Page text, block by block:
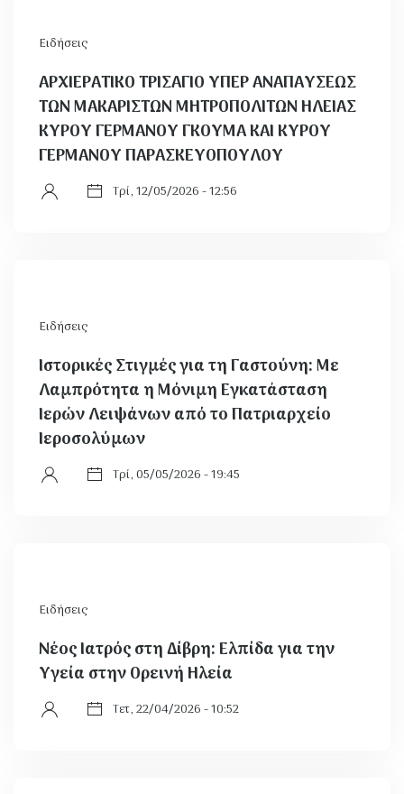
Ειδήσεις
ΑΡΧΙΕΡΑΤΙΚΟ ΤΡΙΣΑΓΙΟ ΥΠΕΡ ΑΝΑΠΑΥΣΕΩΣ
ΤΩΝ ΜΑΚΑΡΙΣΤΩΝ ΜΗΤΡΟΠΟΛΙΤΩΝ ΗΛΕΙΑΣ
ΚΥΡΟΥ ΓΕΡΜΑΝΟΥ ΓΚΟΥΜΑ ΚΑΙ ΚΥΡΟΥ
ΓΕΡΜΑΝΟΥ ΠΑΡΑΣΚΕΥΟΠΟΥΛΟΥ
Τρί, 12/05/2026 - 12:56
Ειδήσεις
Ιστορικές Στιγμές για τη Γαστούνη: Με
Λαμπρότητα η Μόνιμη Εγκατάσταση
Ιερών Λειψάνων από το Πατριαρχείο
Ιεροσολύμων
Τρί, 05/05/2026 - 19:45
Ειδήσεις
Νέος Ιατρός στη Δίβρη: Ελπίδα για την
Υγεία στην Ορεινή Ηλεία
Τετ, 22/04/2026 - 10:52